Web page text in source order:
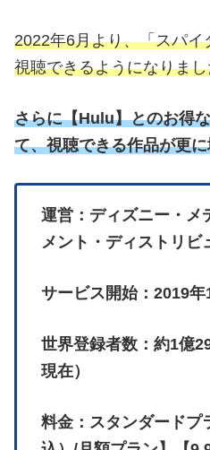
2022年6月より、「スパ
視聴できるようになりま
さらに【Hulu】とのお得
て、視聴できる作品が更
運営：ディズニー・メ
メント・ディストリビ
サービス開始：2019年
世界登録者数：約1億
現在）
料金：スタンダードプ